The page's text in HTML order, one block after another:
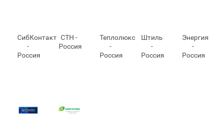
СибКонтакт
-
Россия
СТН -
Россия
Теплолюкс
-
Россия
Штиль
-
Россия
Энергия
-
Россия